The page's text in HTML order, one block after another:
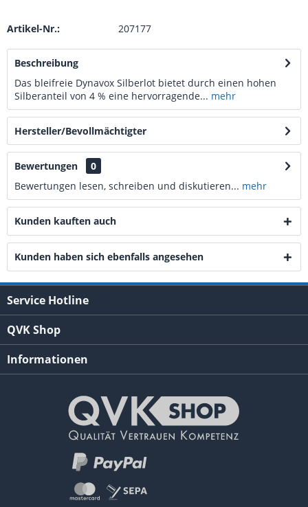
Artikel-Nr.: 207177
Beschreibung
Das bleifreie Dynavox Silberlot bietet durch einen hohen
Silberanteil von 4 % eine hervorragende... mehr
Hersteller/Bevollmächtigter
Bewertungen
0
Bewertungen lesen, schreiben und diskutieren... mehr
Kunden kauften auch
Kunden haben sich ebenfalls angesehen
Service Hotline
QVK Shop
Informationen